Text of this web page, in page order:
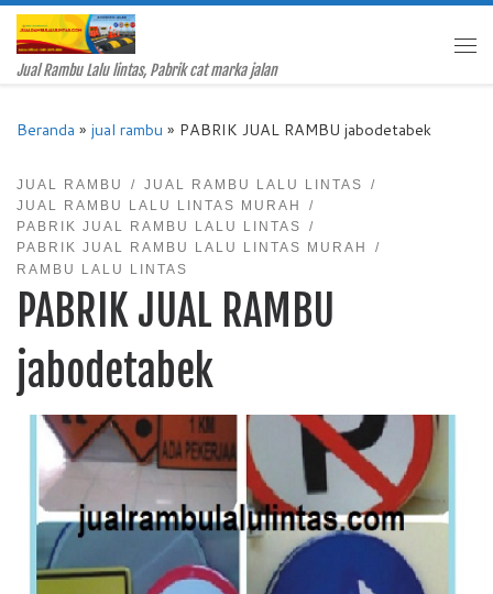
Skip to content
Jual Rambu Lalu lintas, Pabrik cat marka jalan
Beranda » jual rambu » PABRIK JUAL RAMBU jabodetabek
JUAL RAMBU
JUAL RAMBU LALU LINTAS
JUAL RAMBU LALU LINTAS MURAH
PABRIK JUAL RAMBU LALU LINTAS
PABRIK JUAL RAMBU LALU LINTAS MURAH
RAMBU LALU LINTAS
PABRIK JUAL RAMBU
jabodetabek